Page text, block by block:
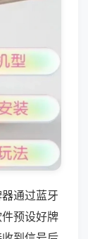
通过蓝牙
预设好牌